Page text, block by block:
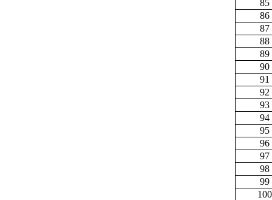
85
86
87
88
89
90
91
92
93
94
95
96
97
98
99
100